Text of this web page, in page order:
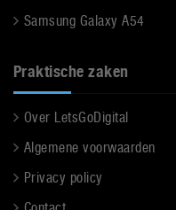
Samsung Galaxy A54
Praktische zaken
Over LetsGoDigital
Algemene voorwaarden
Privacy policy